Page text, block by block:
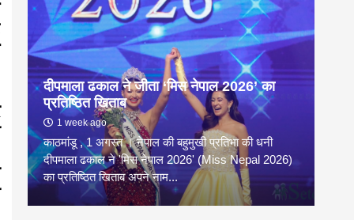
दीपमाला ढकाल ने जीता ‘मिस नेपाल 2026’ का
प्रतिष्ठित खिताब
1 week ago
काठमांडू , 1 अगस्त । नेपाल की बहुमुखी प्रतिभा की धनी
दीपमाला ढकाल ने 'मिस नेपाल 2026' (Miss Nepal 2026)
का प्रतिष्ठित खिताब अपने नाम...